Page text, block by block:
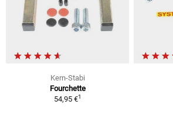
Kern-Stabi
Fourchette
54,95 €1